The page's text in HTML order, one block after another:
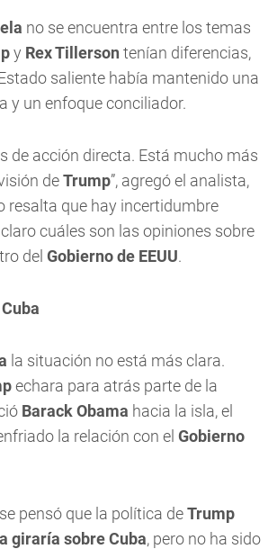
no se encuentra entre los temas
y Rex Tillerson tenían diferencias,
saliente había mantenido una
y un enfoque conciliador.
de acción directa. Está mucho más
deTrump”, agregó el analista,
resalta que hay incertidumbre
cuáles son las opiniones sobre
del Gobierno de EEUU.
la situación no está más clara.
echara para atrás parte de la
Barack Obama hacia la isla, el
la relación con el Gobierno
pensó que la política deTrump
giraría sobre Cuba, pero no ha sido